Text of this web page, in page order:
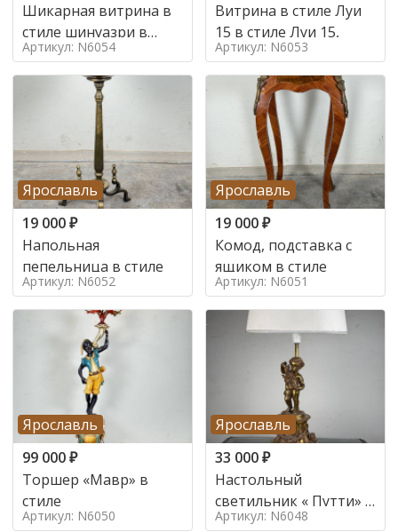
Шикарная витрина в
стиле шинуазри в
стиле шинуазри,
Артикул: N6054
Витрина в стиле Луи
15 в стиле Луи 15,
Артикул: N6053
Ярославль
19 000₽
Напольная
пепельница в стиле
Артикул: N6052
Ярославль
19 000₽
Комод, подставка с
ящиком в стиле
Артикул: N6051
Ярославль
99 000₽
Торшер «Мавр» в
стиле
Артикул: N6050
Ярославль
33 000₽
Настольный
светильник « Путти» в
стиле
Артикул: N6048